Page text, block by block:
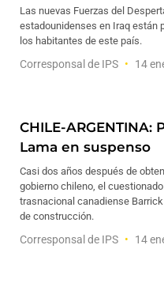
Las nuevas Fuerzas del
estadounidenses en Iraq están
los habitantes de este país.
Corresponsal de IPS 14
CHILE-ARGENTINA:
Lama en suspenso
Casi dos años después de
gobierno chileno, el
trasnacional canadiense
de construcción.
Corresponsal de IPS 14